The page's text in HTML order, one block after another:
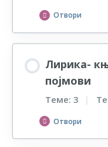
Отвори
ТЕСТ –
Лирика-
појмови
Теме: 3 |
Отвори